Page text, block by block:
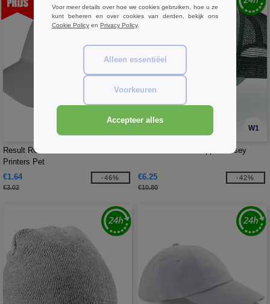
Result RC084 - Boston 5-Panel
Printers Pet
€1.64
€3.02
-46%
W1
Atlantis AT083 - Rapper Jersey
€6.25
€10.80
-42%
Voor meer details over hoe we cookies gebruiken, hoe u ze
kunt beheren en over cookies van derden, bekijk ons
Cookie Policy en Privacy Policy.
Alleen essentiëel
Voorkeuren
Accepteer alles